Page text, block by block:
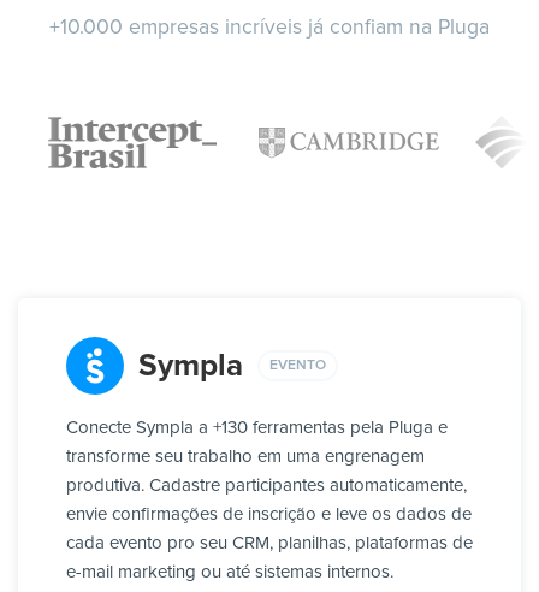
+10.000 empresas incríveis já confiam na Pluga
Sympla EVENTO
Conecte Sympla a +130 ferramentas pela Pluga e
transforme seu trabalho em uma engrenagem
produtiva. Cadastre participantes automaticamente,
envie confirmações de inscrição e leve os dados de
cada evento pro seu CRM, planilhas, plataformas de
e-mail marketing ou até sistemas internos.